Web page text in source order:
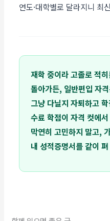
연도·대학별로 달라지니 최
재학 중이라 고졸로 적
돌아가든, 일반편입 자
그냥 다닐지 자퇴하고
수료 학점이 자격 컷에
막연히 고민하지 말고,
내 성적증명서를 같이